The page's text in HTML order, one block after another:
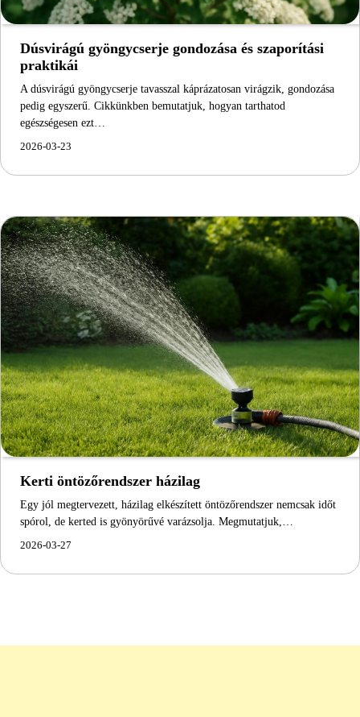
Dúsvirágú gyöngycserje gondozása és szaporítási
praktikái
A dúsvirágú gyöngycserje tavasszal káprázatosan virágzik, gondozása
pedig egyszerű. Cikkünkben bemutatjuk, hogyan tarthatod
egészségesen ezt…
2026-03-23
Kerti öntözőrendszer házilag
Egy jól megtervezett, házilag elkészített öntözőrendszer nemcsak időt
spórol, de kerted is gyönyörűvé varázsolja. Megmutatjuk,…
2026-03-27